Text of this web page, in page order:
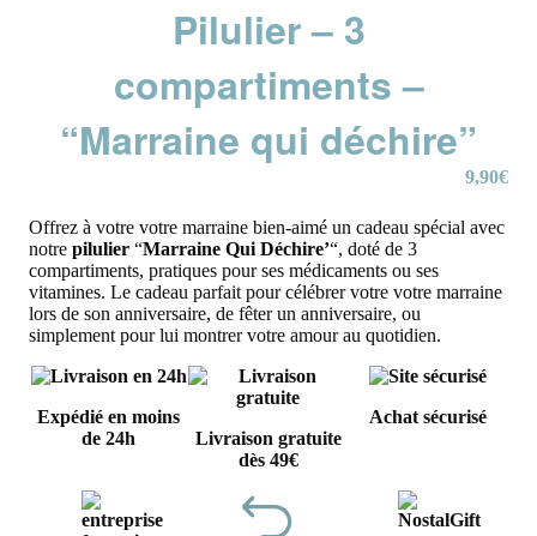
Pilulier – 3
compartiments –
“Marraine qui déchire”
9,90€
Offrez à votre votre marraine bien-aimé un cadeau spécial avec
notre pilulier “Marraine Qui Déchire’“, doté de 3
compartiments, pratiques pour ses médicaments ou ses
vitamines. Le cadeau parfait pour célébrer votre votre marraine
lors de son anniversaire, de fêter un anniversaire, ou
simplement pour lui montrer votre amour au quotidien.
Expédié en moins
de 24h
Livraison gratuite
dès 49€
Achat sécurisé